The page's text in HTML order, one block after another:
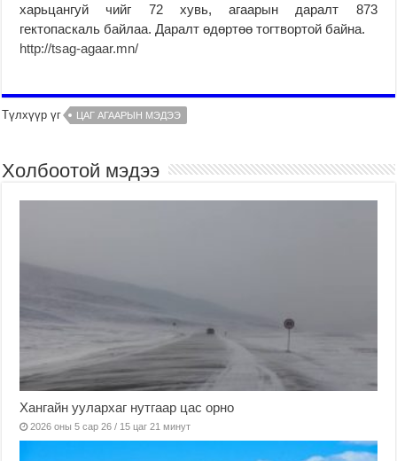
харьцангуй чийг 72 хувь, агаарын даралт 873
гектопаскаль байлаа. Даралт өдөртөө тогтвортой байна.
http://tsag-agaar.mn/
Түлхүүр үг ЦАГ АГААРЫН МЭДЭЭ
Холбоотой мэдээ
Хангайн уулархаг нутгаар цас орно
2026 оны 5 сар 26 / 15 цаг 21 минут